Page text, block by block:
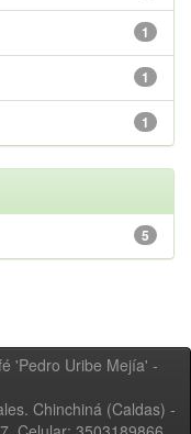
1
1
1
5
'Pedro Uribe Mejía' -
Chinchiná (Caldas) -